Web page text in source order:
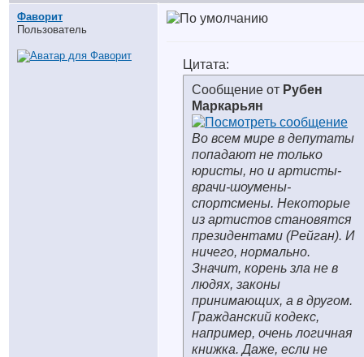
Фаворит
Пользователь
Цитата:
Сообщение от Рубен
Маркарьян
Во всем мире в депутаты
попадают не только
юристы, но и артисты-
врачи-шоумены-
спортсмены. Некоторые
из артистов становятся
президентами (Рейган). И
ничего, нормально.
Значит, корень зла не в
людях, законы
принимающих, а в другом.
Гражданский кодекс,
например, очень логичная
книжка. Даже, если не